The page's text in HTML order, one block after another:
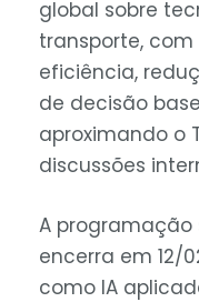
global sobre
transporte,
eficiência,
de decisão
aproximando o
discussões
A programação
encerra em 12/
como IA